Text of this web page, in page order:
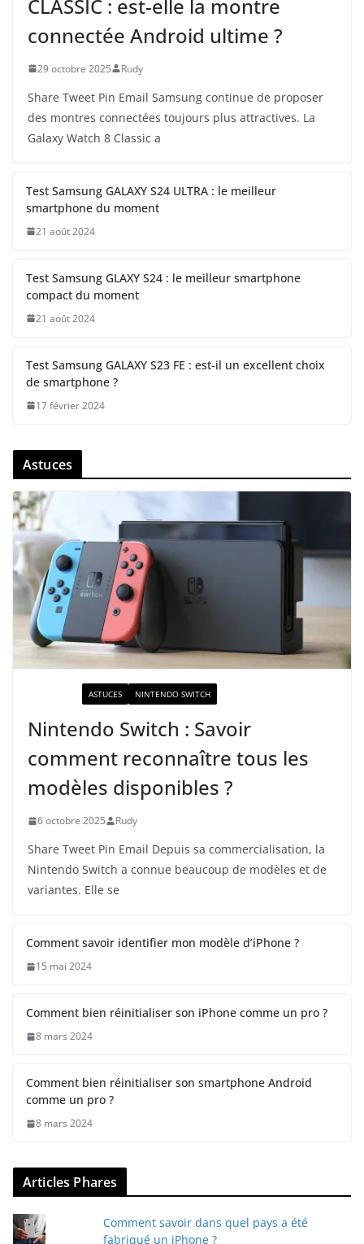
CLASSIC : est-elle la montre
connectée Android ultime ?
29 octobre 2025 Rudy
Share Tweet Pin Email Samsung continue de proposer
des montres connectées toujours plus attractives. La
Galaxy Watch 8 Classic a
Test Samsung GALAXY S24 ULTRA : le meilleur
smartphone du moment
21 août 2024
Test Samsung GLAXY S24 : le meilleur smartphone
compact du moment
21 août 2024
Test Samsung GALAXY S23 FE : est-il un excellent choix
de smartphone ?
17 février 2024
Astuces
ASTUCES NINTENDO SWITCH
Nintendo Switch : Savoir
comment reconnaître tous les
modèles disponibles ?
6 octobre 2025 Rudy
Share Tweet Pin Email Depuis sa commercialisation, la
Nintendo Switch a connue beaucoup de modèles et de
variantes. Elle se
Comment savoir identifier mon modèle d’iPhone ?
15 mai 2024
Comment bien réinitialiser son iPhone comme un pro ?
8 mars 2024
Comment bien réinitialiser son smartphone Android
comme un pro ?
8 mars 2024
Articles Phares
Comment savoir dans quel pays a été
fabriqué un iPhone ?